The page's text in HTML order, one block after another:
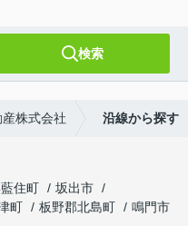
検索
株式会社 沿線から探す
住町
坂出市
町 板野郡北島町
鳴門市